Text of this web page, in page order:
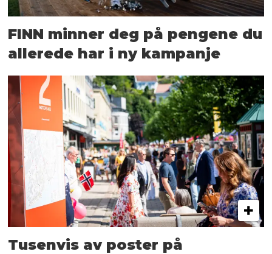
FINN minner deg på pengene du
allerede har i ny kampanje
Tusenvis av poster på